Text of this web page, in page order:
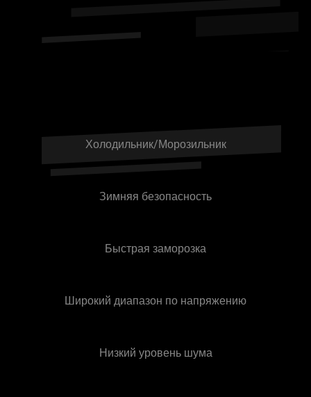
Холодильник/Морозильник
Зимняя безопасность
Быстрая заморозка
Широкий диапазон по напряжению
Низкий уровень шума